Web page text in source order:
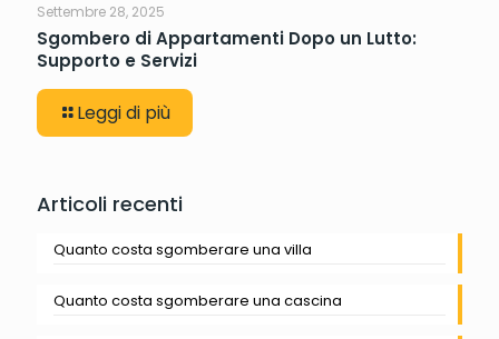
Settembre 28, 2025
Sgombero di Appartamenti Dopo un Lutto:
Supporto e Servizi
Leggi di più
Articoli recenti
Quanto costa sgomberare una villa
Quanto costa sgomberare una cascina